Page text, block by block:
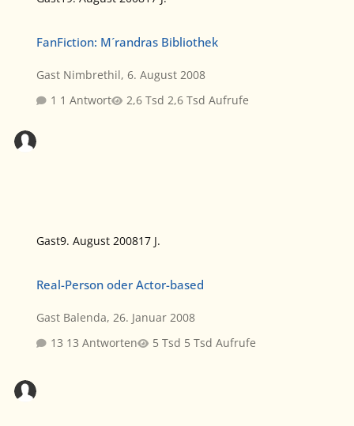
FanFiction: M´randras Bibliothek
Gast Nimbrethil,6. August 2008
1 Antwort
2,6 Tsd Aufrufe
Gast9. August 200817 J.
Real-Person oder Actor-based
Gast Balenda,26. Januar 2008
13 Antworten
5 Tsd Aufrufe